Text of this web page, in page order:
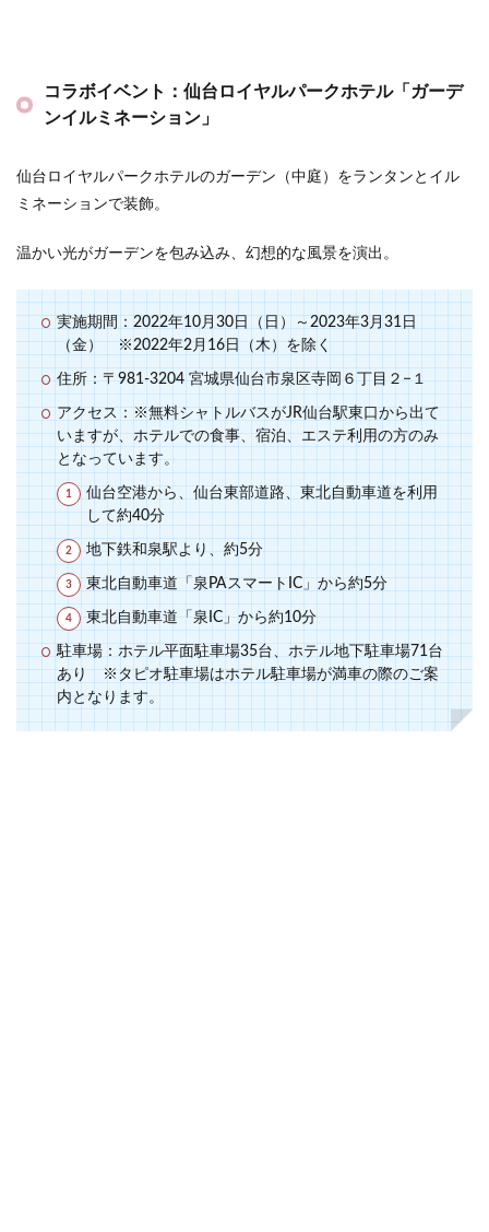
コラボイベント：仙台ロイヤルパークホテル「ガーデ
ンイルミネーション」
仙台ロイヤルパークホテルのガーデン（中庭）をランタンとイル
ミネーションで装飾。
温かい光がガーデンを包み込み、幻想的な風景を演出。
実施期間：2022年10月30日（日）～2023年3月31日
（金） ※2022年2月16日（木）を除く
住所：〒981-3204 宮城県仙台市泉区寺岡６丁目２−１
アクセス：※無料シャトルバスがJR仙台駅東口から出て
いますが、ホテルでの食事、宿泊、エステ利用の方のみ
となっています。
仙台空港から、仙台東部道路、東北自動車道を利用
して約40分
地下鉄和泉駅より、約5分
東北自動車道「泉PAスマートIC」から約5分
東北自動車道「泉IC」から約10分
駐車場：ホテル平面駐車場35台、ホテル地下駐車場71台
あり ※タピオ駐車場はホテル駐車場が満車の際のご案
内となります。